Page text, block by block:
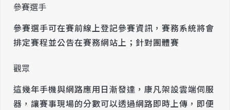
參賽選手
參賽選手可在賽前線上登記參賽資訊，賽務系統將會
排定賽程並公告在賽務網站上；針對團體賽
觀眾
這幾年手機與網路應用日漸發達，康凡架設雲端伺服
器，讓賽事現場的分數可以透過網路即時上傳，即便